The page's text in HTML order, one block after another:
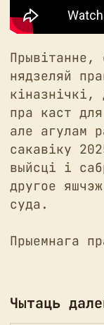
Прывітанне,
нядзеляй
кіназнічкі,
пра каст
але агулам
сакавіку
выйсці і
другое
суда.
Прыемнага
Чытаць